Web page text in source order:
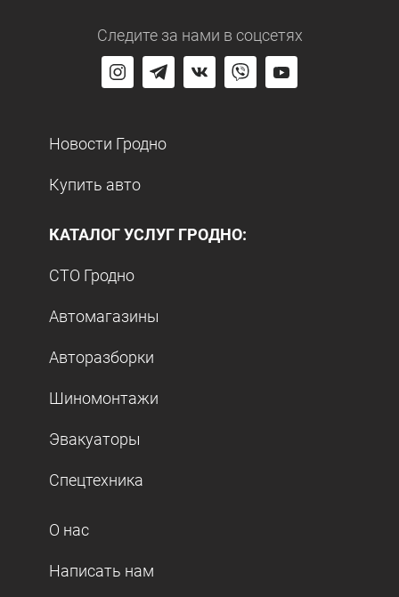
Следите за нами в соцсетях
Новости Гродно
Купить авто
КАТАЛОГ УСЛУГ ГРОДНО:
СТО Гродно
Автомагазины
Авторазборки
Шиномонтажи
Эвакуаторы
Спецтехника
О нас
Написать нам